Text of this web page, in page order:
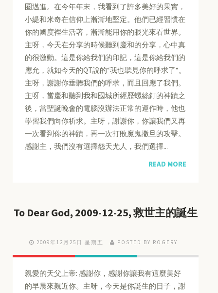
圈邁進。在今年年末，我看到了許多美好的果實，
小緹和米奇在信仰上漸漸地堅定。他們已經習慣在
你的國度裡生活著，漸漸能用你的眼光來看世界。
主呀，今天在分享的時候聽到慶和的分享，心中真
的很激動。這是你給我們的印記，這是你給我們的
應允，就如今天的QT說的“我也聽見你的呼求了“。
主呀，謝謝你垂聽我們的呼求，而且回應了我們。
主呀，當慶和聽到我和國城所經歷螺絲釘的神蹟之
後，當聖誕晚會的電腦沒辦法正常的運作時，他也
學習我們向你祈求。主呀，謝謝你，你讓我們又再
一次看到你的神蹟，再一次打敗魔鬼撒旦的攻擊。
感謝主，我們沒有選擇怨天尤人，我們選擇...
READ MORE
To Dear God, 2009-12-25, 救世主的誕生
2009年12月25日 星期五 POSTED BY ROGERY
親愛的天父上帝: 感謝你，感謝你讓我有這麼美好
的早晨來親近你。主呀，今天是你誕生的日子，謝